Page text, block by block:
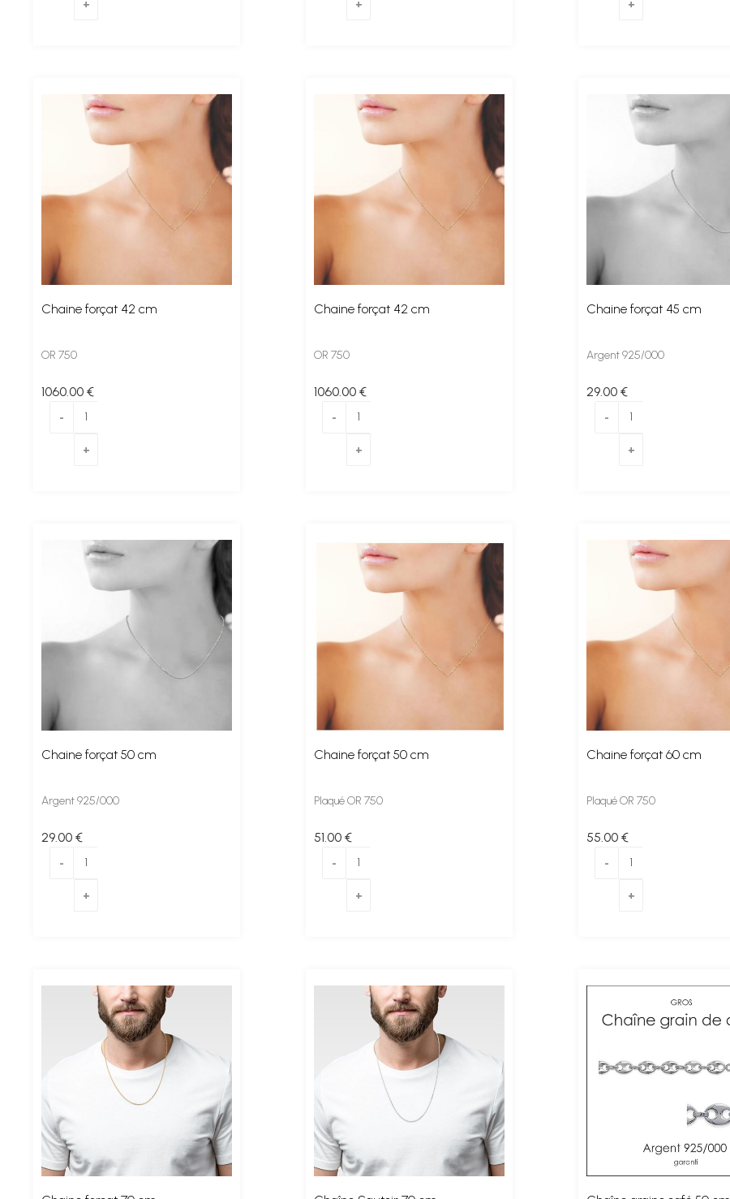
Chaine forçat 42 cm
OR 750
1060.00 €
Chaine forçat 42 cm
OR 750
1060.00 €
Chaine forçat 45 cm
Argent 925/000
29.00 €
Chaine forçat 50 cm
Argent 925/000
29.00 €
Chaine forçat 50 cm
Plaqué OR 750
51.00 €
Chaine forçat 60 cm
Plaqué OR 750
55.00 €